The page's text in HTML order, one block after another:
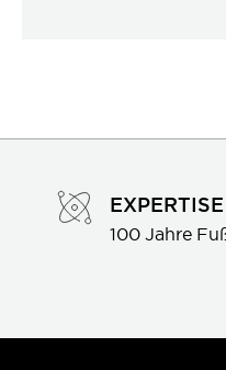
EXPERTISE
100 Jahre